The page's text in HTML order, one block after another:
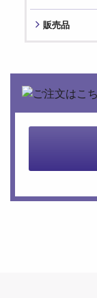
販売品